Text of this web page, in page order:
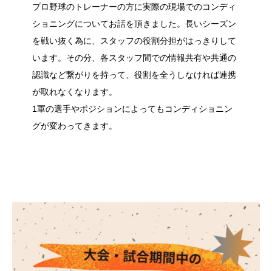
プロ野球のトレーナーの方に実際の現場でのコンディ
ショニングについてお話を頂きました。長いシーズン
を戦い抜く為に、スタッフの役割分担がはっきりして
います。その分、各スタッフ間での情報共有や共通の
認識など繋がりを持って、役割を全うしなければ連携
が取れなくなります。
1軍の選手やポジションによってもコンディショニン
グが変わってきます。